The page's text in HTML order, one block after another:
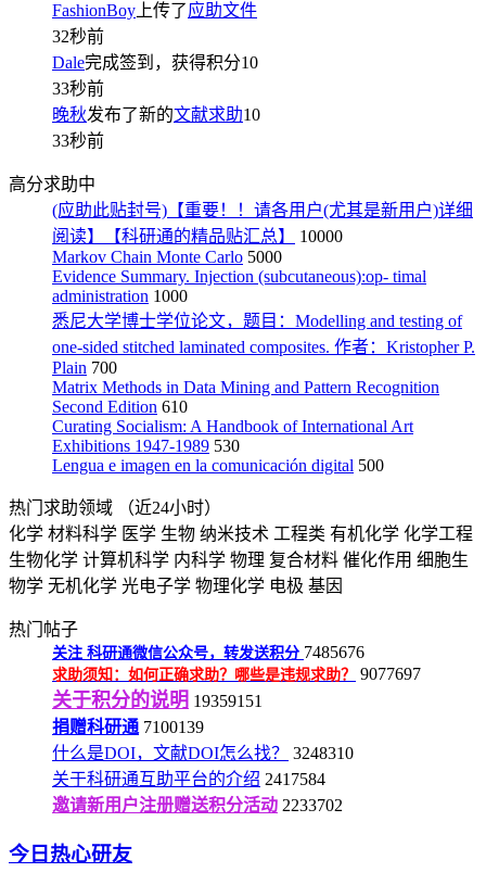
FashionBoy上传了 应助文件
32秒前
Dale完成签到，获得积分10
33秒前
晚秋发布了新的文献求助10
33秒前
高分求助中
(应助此贴封号)【重要！！请各用户(尤其是新用户)详细
阅读】【科研通的精品贴汇总】
10000
Markov Chain Monte Carlo 5000
Evidence Summary. Injection (subcutaneous):op- timal
administration 1000
悉尼大学博士学位论文，题目：Modelling and testing of
one-sided stitched laminated composites. 作者：Kristopher P.
Plain 700
Matrix Methods in Data Mining and Pattern Recognition
Second Edition 610
Curating Socialism: A Handbook of International Art
Exhibitions 1947-1989 530
Lengua e imagen en la comunicación digital 500
热门求助领域
（近24小时）
化学 材料科学 医学 生物 纳米技术 工程类 有机化学 化学工程
生物化学 计算机科学 内科学 物理 复合材料 催化作用 细胞生
物学 无机化学 光电子学 物理化学 电极 基因
热门帖子
关注 科研通微信公众号，转发送积分 7485676
求助须知：如何正确求助？哪些是违规求助？ 9077697
关于积分的说明 19359151
捐赠科研通 7100139
什么是DOI，文献DOI怎么找？
3248310
关于科研通互助平台的介绍 2417584
邀请新用户注册赠送积分活动 2233702
今日热心研友